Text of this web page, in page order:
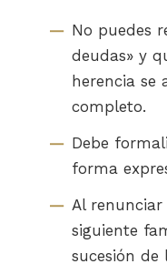
No puedes
deudas» y
herencia se
completo.
Debe
forma
Al
siguiente
sucesión